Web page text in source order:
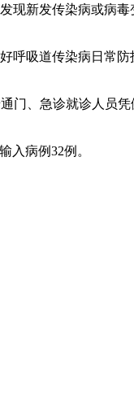
现新发传染病或病
呼吸道传染病日常
门、急诊就诊人员
入病例32例。